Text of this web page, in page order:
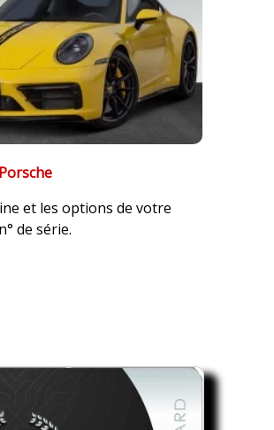
et les options de votre
de série.